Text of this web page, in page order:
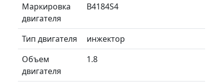
Маркировка
двигателя
B4184S4
Тип двигателя
инжектор
Объем
двигателя
1.8